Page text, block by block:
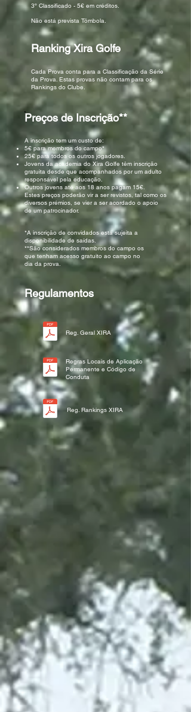
3º Classificado - 5€ em créditos.
Não está prevista Tômbola.
Ranking Xira Golfe
Cada Prova conta para a Classificação da Série
da Prova. Estas provas não contam para os
Rankings do Clube.
Preços de Inscrição**
A inscrição tem um custo de:
5€ para membros do campo*
25€ para todos os outros jogadores.
Jovens da academia do Xira Golfe têm inscrição
gratuita desde que acompanhados por um adulto
responsável pela educação.
Outros jovens até aos 18 anos pagam 15€.
Estes preços poderão vir a ser revistos, tal como os
diversos prémios, se vier a ser acordado o apoio
de um patrocinador.
*A inscrição de convidados está sujeita a
disponibilidade de saídas.
**São considerados membros do campo os
que tenham acesso gratuito ao campo no
dia da prova.
Regulamentos
Reg. Geral XIRA
Regras Locais de Aplicação
Permanente e Código de
Conduta
Reg. Rankings XIRA